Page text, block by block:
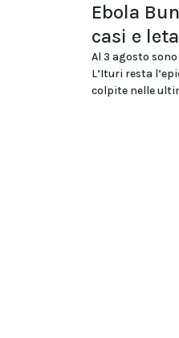
Ebola
casi e
Al 3 agosto
L’Ituri resta
colpite nelle